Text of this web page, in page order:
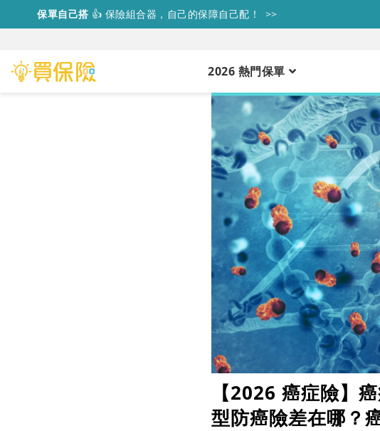
保單自己搭 👍 保險組合器，自己的保障自己配！ >>
2026 熱門保單
【2026 癌症險】
型防癌險差在哪？